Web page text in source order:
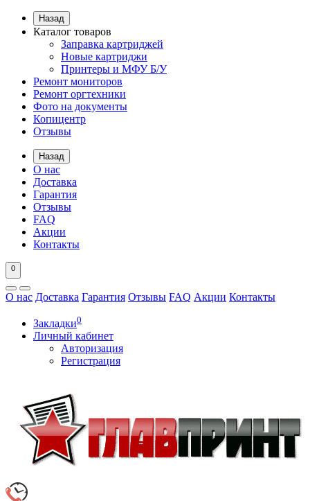
Назад
Каталог товаров
Заправка картриджей
Новые картриджи
Принтеры и МФУ Б/У
Ремонт мониторов
Ремонт оргтехники
Фото на документы
Копицентр
Отзывы
Назад
О нас
Доставка
Гарантия
Отзывы
FAQ
Акции
Контакты
0
О нас Доставка Гарантия Отзывы FAQ Акции Контакты
Закладки0
Личный кабинет
Авторизация
Регистрация